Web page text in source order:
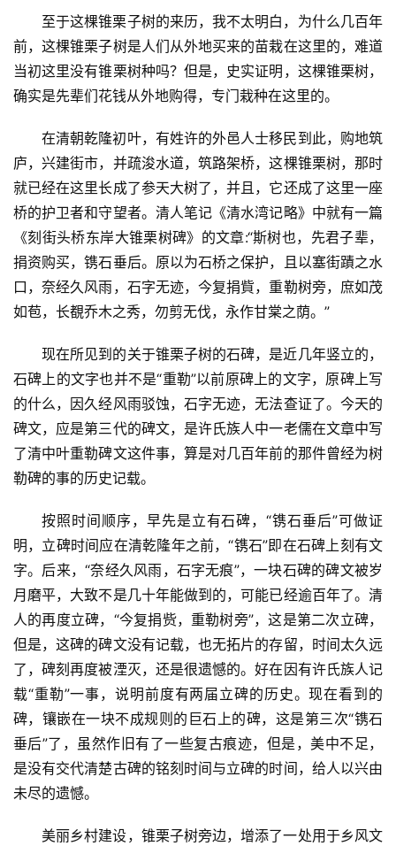
至于这棵锥栗子树的来历，我不太明白，为什么几百年
前，这棵锥栗子树是人们从外地买来的苗栽在这里的，难道
当初这里没有锥栗树种吗？但是，史实证明，这棵锥栗树，
确实是先辈们花钱从外地购得，专门栽种在这里的。
在清朝乾隆初叶，有姓许的外邑人士移民到此，购地筑
庐，兴建街市，并疏浚水道，筑路架桥，这棵锥栗树，那时
就已经在这里长成了参天大树了，并且，它还成了这里一座
桥的护卫者和守望者。清人笔记《清水湾记略》中就有一篇
《刻街头桥东岸大锥栗树碑》的文章:“斯树也，先君子辈，
捐资购买，镌石垂后。原以为石桥之保护，且以塞街蹟之水
口，奈经久风雨，石字无迹，今复捐貲，重勒树旁，庶如茂
如苞，长覩乔木之秀，勿剪无伐，永作甘棠之荫。”
现在所见到的关于锥栗子树的石碑，是近几年竖立的，
石碑上的文字也并不是“重勒”以前原碑上的文字，原碑上写
的什么，因久经风雨驳蚀，石字无迹，无法查证了。今天的
碑文，应是第三代的碑文，是许氏族人中一老儒在文章中写
了清中叶重勒碑文这件事，算是对几百年前的那件曾经为树
勒碑的事的历史记载。
按照时间顺序，早先是立有石碑，“镌石垂后”可做证
明，立碑时间应在清乾隆年之前，“镌石”即在石碑上刻有文
字。后来，“奈经久风雨，石字无痕”，一块石碑的碑文被岁
月磨平，大致不是几十年能做到的，可能已经逾百年了。清
人的再度立碑，“今复捐赀，重勒树旁”，这是第二次立碑，
但是，这碑的碑文没有记载，也无拓片的存留，时间太久远
了，碑刻再度被湮灭，还是很遗憾的。好在因有许氏族人记
载“重勒”一事，说明前度有两届立碑的历史。现在看到的
碑，镶嵌在一块不成规则的巨石上的碑，这是第三次“镌石
垂后”了，虽然作旧有了一些复古痕迹，但是，美中不足，
是没有交代清楚古碑的铭刻时间与立碑的时间，给人以兴由
未尽的遗憾。
美丽乡村建设，锥栗子树旁边，增添了一处用于乡风文